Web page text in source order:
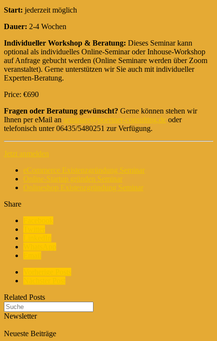
Start: jederzeit möglich
Dauer: 2-4 Wochen
Individueller Workshop & Beratung: Dieses Seminar kann
optional als individuelles Online-Seminar oder Inhouse-Workshop
auf Anfrage gebucht werden (Online Seminare werden über Zoom
veranstaltet). Gerne unterstützen wir Sie auch mit individueller
Experten-Beratung.
Price: €690
Fragen oder Beratung gewünscht? Gerne können stehen wir
Ihnen per eMail an seminare@poertner-consulting.de oder
telefonisch unter 06435/5480251 zur Verfügung.
Jetzt anmelden
eCommerce Existenzgründung Seminar
Online-Startup gründen Seminar
Onlineshop Existenzgründung Seminar
Share
Related Posts
Newsletter
Neueste Beiträge